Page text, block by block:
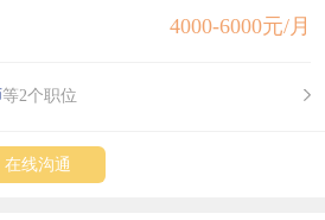
4000-6000元/月
等2个职位
在线沟通